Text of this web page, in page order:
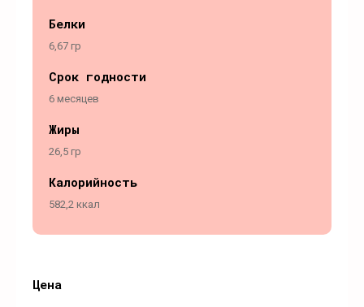
Цена
Белки
6,67 гр
Срок годности
6 месяцев
Жиры
26,5 гр
Калорийность
582,2 ккал